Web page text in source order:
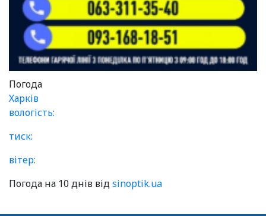
Погода
Харків
вологість:
тиск:
вітер:
Погода на 10 днів відsinoptik.ua